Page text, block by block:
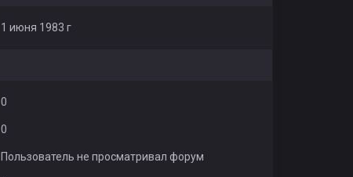
1 июня 1983 г
0
0
Пользователь не просматривал форум